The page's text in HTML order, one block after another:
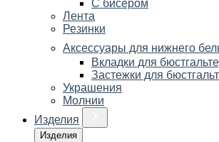
С бисером
Лента
Резинки
Аксессуары для нижнего
Вкладки для
Застежки для
Украшения
Молнии
Изделия
Изделия